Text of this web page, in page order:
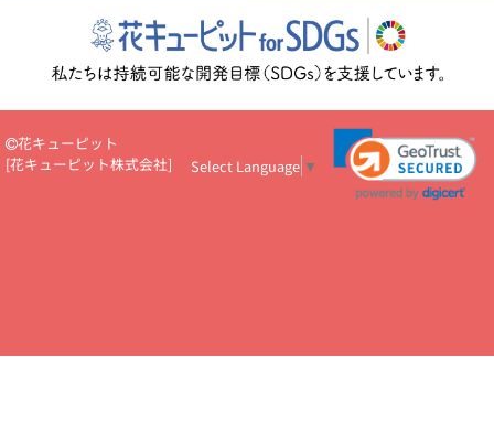
365日の誕生花カレンダー
いのマナー
定年退職祝いのマナー
お祝いを贈るときのマナー・
花キューピットのお祝いコラム一覧
誕生日のお花を「色
彩心理学」で選ぶ方法
結婚祝いの予算相場
出産祝いお役立ち情
報
転職祝いのマナー基礎知識
ペットのお祝いワンポイントアド
お見舞いのマナーとル
ール
新築引っ越し祝いコラム お祝い花のマナー総まとめ
職
場上司や先輩へ贈るお祝い花の正解は？
開店祝いの花 選び方ガイ
あり)
花キューピット×専門家
CO2排出量削減 / SDGsを考える
花キューピット
[花キューピット株式会社] Select Language ▼